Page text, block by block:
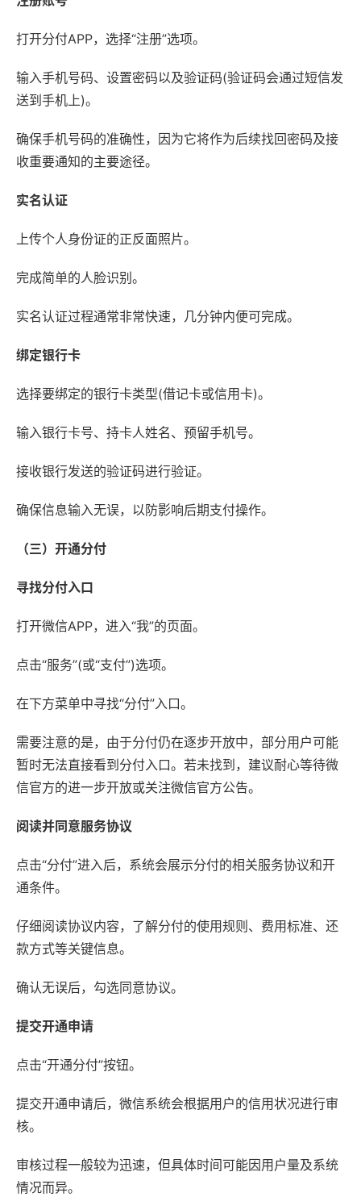
打开分付APP，选择“注册”选项。
输入手机号码、设置密码以及验证码(验证码会通过短信发
送到手机上)。
确保手机号码的准确性，因为它将作为后续找回密码及接
收重要通知的主要途径。
实名认证
上传个人身份证的正反面照片。
完成简单的人脸识别。
实名认证过程通常非常快速，几分钟内便可完成。
绑定银行卡
选择要绑定的银行卡类型(借记卡或信用卡)。
输入银行卡号、持卡人姓名、预留手机号。
接收银行发送的验证码进行验证。
确保信息输入无误，以防影响后期支付操作。
（三）开通分付
寻找分付入口
打开微信APP，进入“我”的页面。
点击“服务”(或“支付”)选项。
在下方菜单中寻找“分付”入口。
需要注意的是，由于分付仍在逐步开放中，部分用户可能
暂时无法直接看到分付入口。若未找到，建议耐心等待微
信官方的进一步开放或关注微信官方公告。
阅读并同意服务协议
点击“分付”进入后，系统会展示分付的相关服务协议和开
通条件。
仔细阅读协议内容，了解分付的使用规则、费用标准、还
款方式等关键信息。
确认无误后，勾选同意协议。
提交开通申请
点击“开通分付”按钮。
提交开通申请后，微信系统会根据用户的信用状况进行审
核。
审核过程一般较为迅速，但具体时间可能因用户量及系统
情况而异。